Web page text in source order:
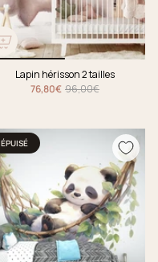
Lapin hérisson 2 tailles
76,80€ 96,00€
ÉPUISÉ